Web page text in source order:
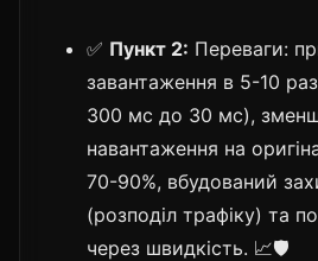
✅ Пункт 2: Переваги:
завантаження в 5-10
300 мс до 30 мс),
навантаження на
70-90%, вбудований
(розподіл трафіку) та
через швидкість. 📈🛡️